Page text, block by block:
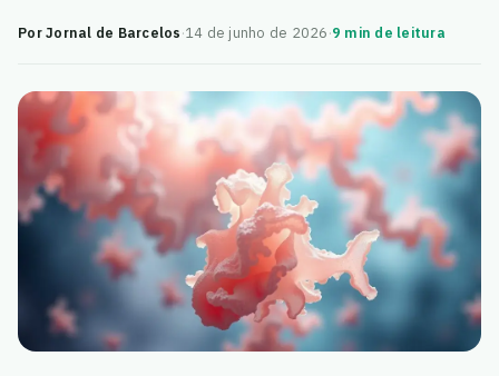
Por Jornal de Barcelos·14 de junho de 2026·9 min de leitura